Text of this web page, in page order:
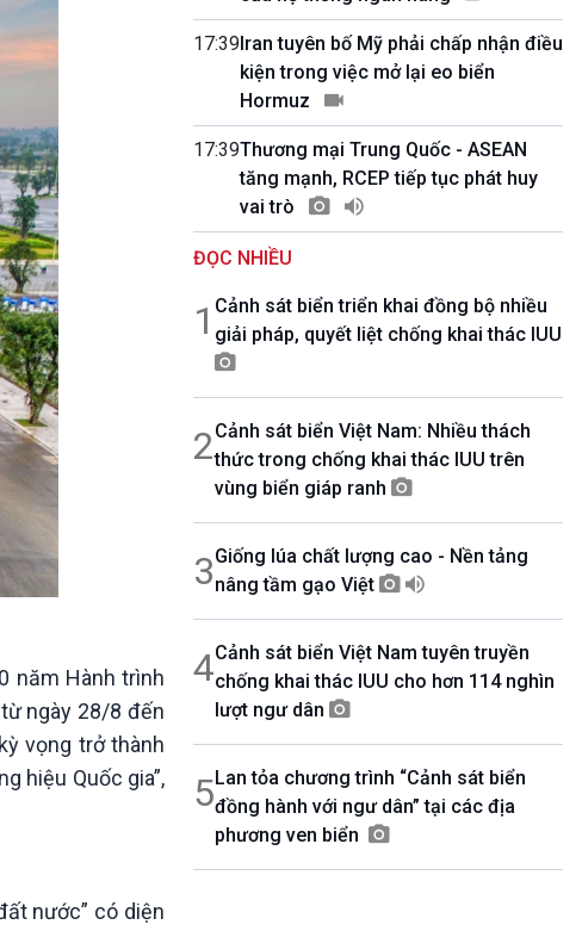
10 phút Sự kiện - Luận bàn
Câu chuyện thời sự
Dòng chảy sự kiện
Đối thoại
Diễn đàn chủ nhật
Chuyện đêm
năm Hành trình
ngày 28/8 đến
vọng trở thành
hiệu Quốc gia”,
nước” có diện
17:39Iran tuyên bố Mỹ phải chấp nhận điều
kiện trong việc mở lại eo biển
Hormuz
17:39Thương mại Trung Quốc - ASEAN
tăng mạnh, RCEP tiếp tục phát huy
vai trò
ĐỌC NHIỀU
1 Cảnh sát biển triển khai đồng bộ nhiều
giải pháp, quyết liệt chống khai thác IUU
2Cảnh sát biển Việt Nam: Nhiều thách
thức trong chống khai thác IUU trên
vùng biển giáp ranh
3Giống lúa chất lượng cao - Nền tảng
nâng tầm gạo Việt
4Cảnh sát biển Việt Nam tuyên truyền
chống khai thác IUU cho hơn 114 nghìn
lượt ngư dân
5Lan tỏa chương trình “Cảnh sát biển
đồng hành với ngư dân” tại các địa
phương ven biển